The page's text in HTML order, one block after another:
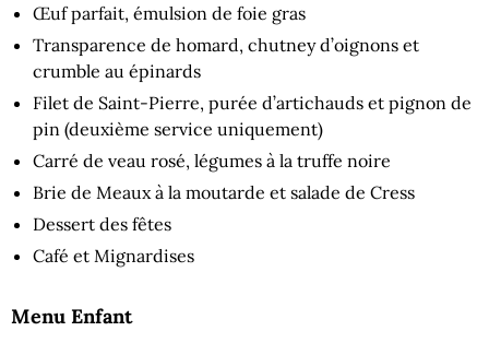
Œuf parfait, émulsion de foie gras
Transparence de homard, chutney d’oignons et
crumble au épinards
Filet de Saint-Pierre, purée d’artichauds et pignon de
pin (deuxième service uniquement)
Carré de veau rosé, légumes à la truffe noire
Brie de Meaux à la moutarde et salade de Cress
Dessert des fêtes
Café et Mignardises
Menu Enfant